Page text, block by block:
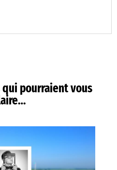
qui pourraient vous